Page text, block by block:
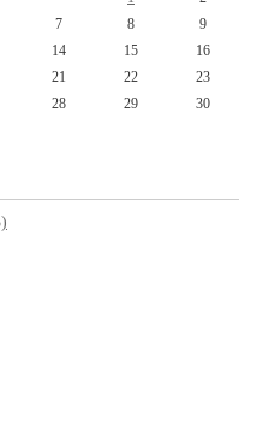
7 8
9
14 15
16
21 22
23
28 29
30